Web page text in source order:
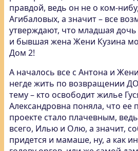
правдой, ведь он не о ком-
Агибаловых, а значит – все
утверждают, что младшая
и бывшая жена Жени Кузина
Дом 2!
А началось все с Антона и
негде жить по возвращении
тему – кто освободит жилье
Александровна поняла, что ее
проекте стало плачевным,
всего, Илью и Олю, а значит,
придется и мамаше, ну, а как